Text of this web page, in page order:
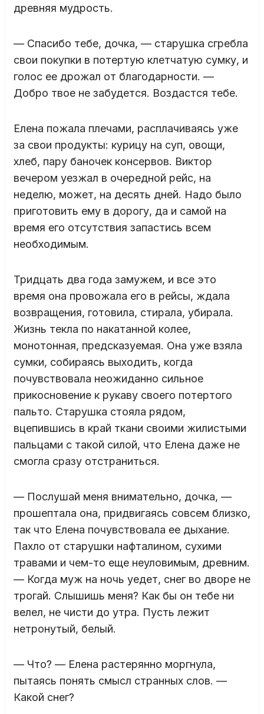
древняя мудрость.
— Спасибо тебе, дочка, — старушка сгребла
свои покупки в потертую клетчатую сумку, и
голос ее дрожал от благодарности. —
Добро твое не забудется. Воздастся тебе.
Елена пожала плечами, расплачиваясь уже
за свои продукты: курицу на суп, овощи,
хлеб, пару баночек консервов. Виктор
вечером уезжал в очередной рейс, на
неделю, может, на десять дней. Надо было
приготовить ему в дорогу, да и самой на
время его отсутствия запастись всем
необходимым.
Тридцать два года замужем, и все это
время она провожала его в рейсы, ждала
возвращения, готовила, стирала, убирала.
Жизнь текла по накатанной колее,
монотонная, предсказуемая. Она уже взяла
сумки, собираясь выходить, когда
почувствовала неожиданно сильное
прикосновение к рукаву своего потертого
пальто. Старушка стояла рядом,
вцепившись в край ткани своими жилистыми
пальцами с такой силой, что Елена даже не
смогла сразу отстраниться.
— Послушай меня внимательно, дочка, —
прошептала она, придвигаясь совсем близко,
так что Елена почувствовала ее дыхание.
Пахло от старушки нафталином, сухими
травами и чем-то еще неуловимым, древним.
— Когда муж на ночь уедет, снег во дворе не
трогай. Слышишь меня? Как бы он тебе ни
велел, не чисти до утра. Пусть лежит
нетронутый, белый.
— Что? — Елена растерянно моргнула,
пытаясь понять смысл странных слов. —
Какой снег?